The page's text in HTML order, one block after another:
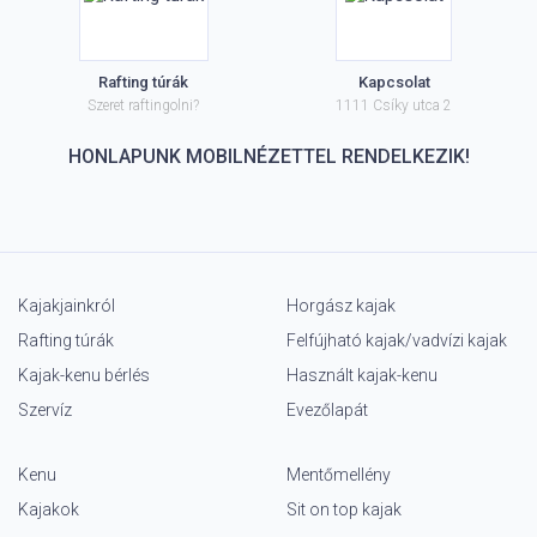
Rafting túrák
Szeret raftingolni?
Kapcsolat
1111 Csíky utca 2
HONLAPUNK MOBILNÉZETTEL RENDELKEZIK!
Kajakjainkról
Rafting túrák
Kajak-kenu bérlés
Szervíz
Horgász kajak
Felfújható kajak/vadvízi kajak
Használt kajak-kenu
Evezőlapát
Kenu
Kajakok
Mentőmellény
Sit on top kajak